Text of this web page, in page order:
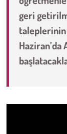
geri
taleplerinin
Haziran’da
Vefat İlanları
Tarih
Hukuk